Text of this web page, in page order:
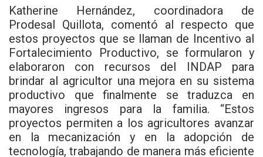
Katherine Hernández, coordinadora de
Prodesal Quillota, comentó al respecto que
estos proyectos que se llaman de Incentivo al
Fortalecimiento Productivo, se formularon y
elaboraron con recursos del INDAP para
brindar al agricultor una mejora en su sistema
productivo que finalmente se traduzca en
mayores ingresos para la familia. “Estos
proyectos permiten a los agricultores avanzar
en la mecanización y en la adopción de
tecnología, trabajando de manera más eficiente